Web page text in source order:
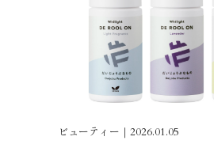
ビューティー｜2026.01.05